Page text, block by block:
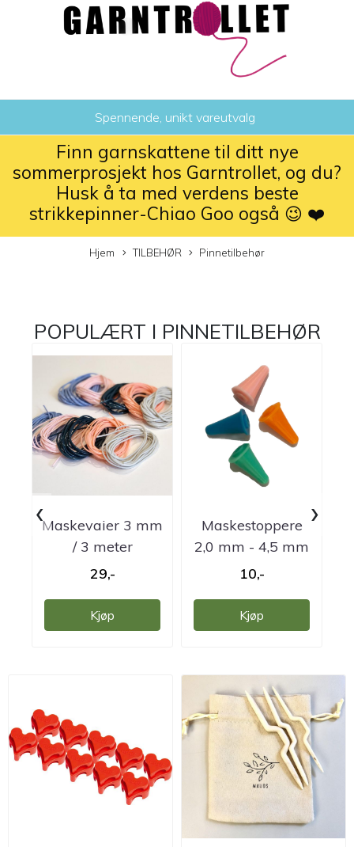
Spennende, unikt vareutvalg
Finn garnskattene til ditt nye
sommerprosjekt hos Garntrollet, og du?
Husk å ta med verdens beste
strikkepinner-Chiao Goo også 😉 ❤️
Hjem TILBEHØR Pinnetilbehør
POPULÆRT I PINNETILBEHØR
Maskevaier 3 mm
/ 3 meter
29,-
Kjøp
Maskestoppere
2,0 mm - 4,5 mm
10,-
Kjøp
‹ ›